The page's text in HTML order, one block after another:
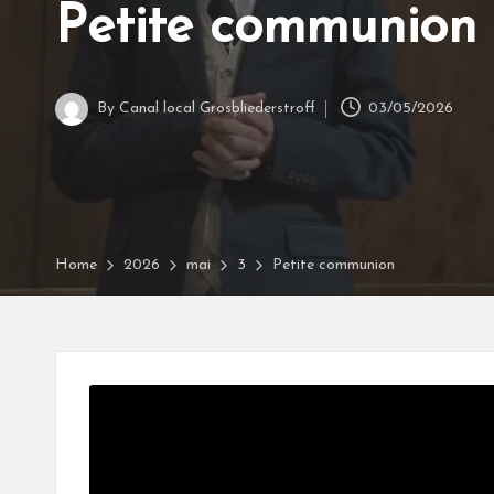
l
G
b
Petite communion
Posted
By Canal local Grosbliederstroff 03/05/2026
Home 2026 mai 3 Petite communion